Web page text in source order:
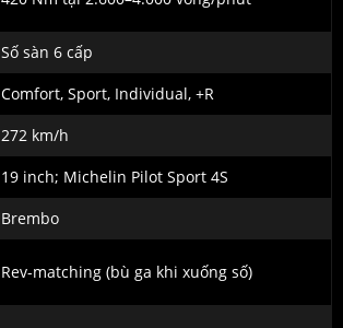
Số sàn 6 cấp
Comfort, Sport, Individual, +R
272 km/h
19 inch; Michelin Pilot Sport 4S
Brembo
Rev-matching (bù ga khi xuống số)